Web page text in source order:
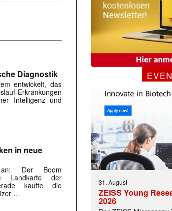
Newsletter jede Woche aktuell
Diagnostik
entwickelt, das
Erkrankungen
Intelligenz und
in neue
an: Der Boom
Landkarte der
kaufte die
…
31. August
ZEISS Young
2026